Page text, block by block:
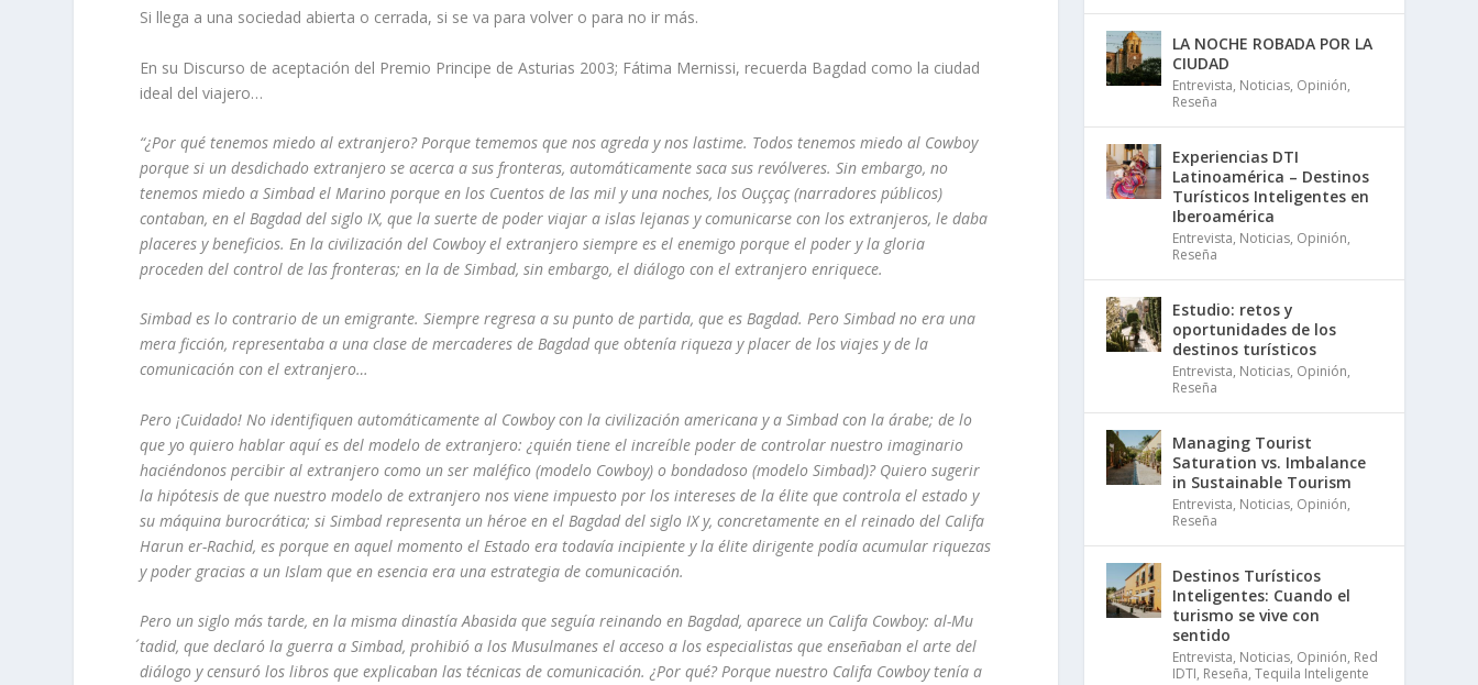
Si llega a una sociedad abierta o cerrada, si se va para volver o para no ir más.
En su Discurso de aceptación del Premio Principe de Asturias 2003; Fátima Mernissi, recuerda Bagdad como la ciudad
ideal del viajero…
“¿Por qué tenemos miedo al extranjero? Porque tememos que nos agreda y nos lastime. Todos tenemos miedo al Cowboy
porque si un desdichado extranjero se acerca a sus fronteras, automáticamente saca sus revólveres. Sin embargo, no
tenemos miedo a Simbad el Marino porque en los Cuentos de las mil y una noches, los Ouççaç (narradores públicos)
contaban, en el Bagdad del siglo IX, que la suerte de poder viajar a islas lejanas y comunicarse con los extranjeros, le daba
placeres y beneficios. En la civilización del Cowboy el extranjero siempre es el enemigo porque el poder y la gloria
proceden del control de las fronteras; en la de Simbad, sin embargo, el diálogo con el extranjero enriquece.
Simbad es lo contrario de un emigrante. Siempre regresa a su punto de partida, que es Bagdad. Pero Simbad no era una
mera ficción, representaba a una clase de mercaderes de Bagdad que obtenía riqueza y placer de los viajes y de la
comunicación con el extranjero…
Pero ¡Cuidado! No identifiquen automáticamente al Cowboy con la civilización americana y a Simbad con la árabe; de lo
que yo quiero hablar aquí es del modelo de extranjero: ¿quién tiene el increíble poder de controlar nuestro imaginario
haciéndonos percibir al extranjero como un ser maléfico (modelo Cowboy) o bondadoso (modelo Simbad)? Quiero sugerir
la hipótesis de que nuestro modelo de extranjero nos viene impuesto por los intereses de la élite que controla el estado y
su máquina burocrática; si Simbad representa un héroe en el Bagdad del siglo IX y, concretamente en el reinado del Califa
Harun er-Rachid, es porque en aquel momento el Estado era todavía incipiente y la élite dirigente podía acumular riquezas
y poder gracias a un Islam que en esencia era una estrategia de comunicación.
Pero un siglo más tarde, en la misma dinastía Abasida que seguía reinando en Bagdad, aparece un Califa Cowboy: al-Mu
´tadid, que declaró la guerra a Simbad, prohibió a los Musulmanes el acceso a los especialistas que enseñaban el arte del
diálogo y censuró los libros que explicaban las técnicas de comunicación. ¿Por qué? Porque nuestro Califa Cowboy tenía a
LA NOCHE ROBADA POR LA
CIUDAD
Entrevista, Noticias, Opinión,
Reseña
Experiencias DTI
Latinoamérica – Destinos
Turísticos Inteligentes en
Iberoamérica
Entrevista, Noticias, Opinión,
Reseña
Estudio: retos y
oportunidades de los
destinos turísticos
Entrevista, Noticias, Opinión,
Reseña
Managing Tourist
Saturation vs. Imbalance
in Sustainable Tourism
Entrevista, Noticias, Opinión,
Reseña
Destinos Turísticos
Inteligentes: Cuando el
turismo se vive con
sentido
Entrevista, Noticias, Opinión, Red
IDTI, Reseña,Tequila Inteligente